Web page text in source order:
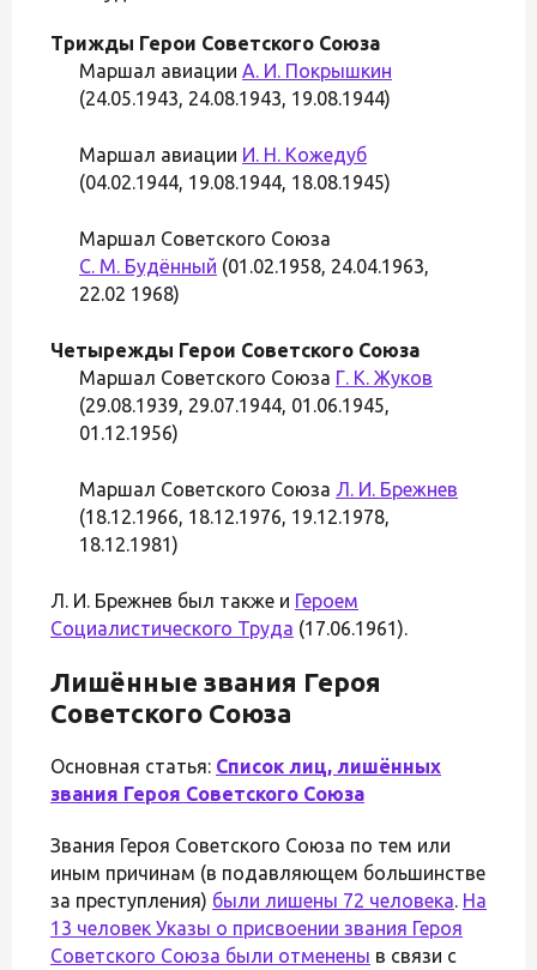
Трижды Герои Советского Союза
Маршал авиации А. И. Покрышкин
(24.05.1943, 24.08.1943, 19.08.1944)
Маршал авиации И. Н. Кожедуб
(04.02.1944, 19.08.1944, 18.08.1945)
Маршал Советского Союза
С. М. Будённый (01.02.1958, 24.04.1963,
22.02 1968)
Четырежды Герои Советского Союза
Маршал Советского Союза Г. К. Жуков
(29.08.1939, 29.07.1944, 01.06.1945,
01.12.1956)
Маршал Советского Союза Л. И. Брежнев
(18.12.1966, 18.12.1976, 19.12.1978,
18.12.1981)
Л. И. Брежнев был также и Героем
Социалистического Труда (17.06.1961).
Лишённые звания Героя
Советского Союза
Основная статья: Список лиц, лишённых
звания Героя Советского Союза
Звания Героя Советского Союза по тем или
иным причинам (в подавляющем большинстве
за преступления) были лишены 72 человека. На
13 человек Указы о присвоении звания Героя
Советского Союза были отменены в связи с